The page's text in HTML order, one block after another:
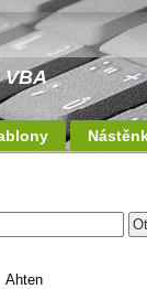
VBA
Ahten